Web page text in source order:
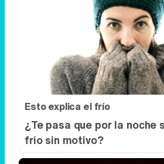
Esto explica el frío
¿Te pasa que por la noche
frío sin motivo?